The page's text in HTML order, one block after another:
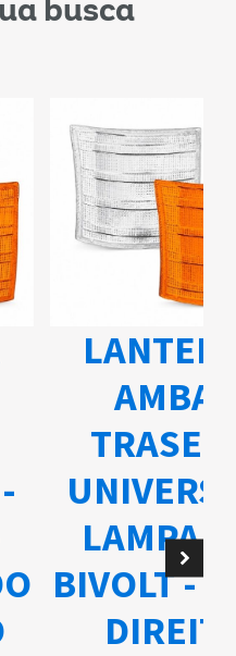
busca
-
-
MB
715
2005 -
Número
R$
ouR$